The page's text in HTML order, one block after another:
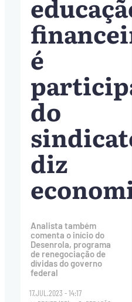
é
do
diz
Analista também
comenta o início do
Desenrola, programa
de renegociação de
dívidas do governo
federal
17.JUL.2023 - 14:17